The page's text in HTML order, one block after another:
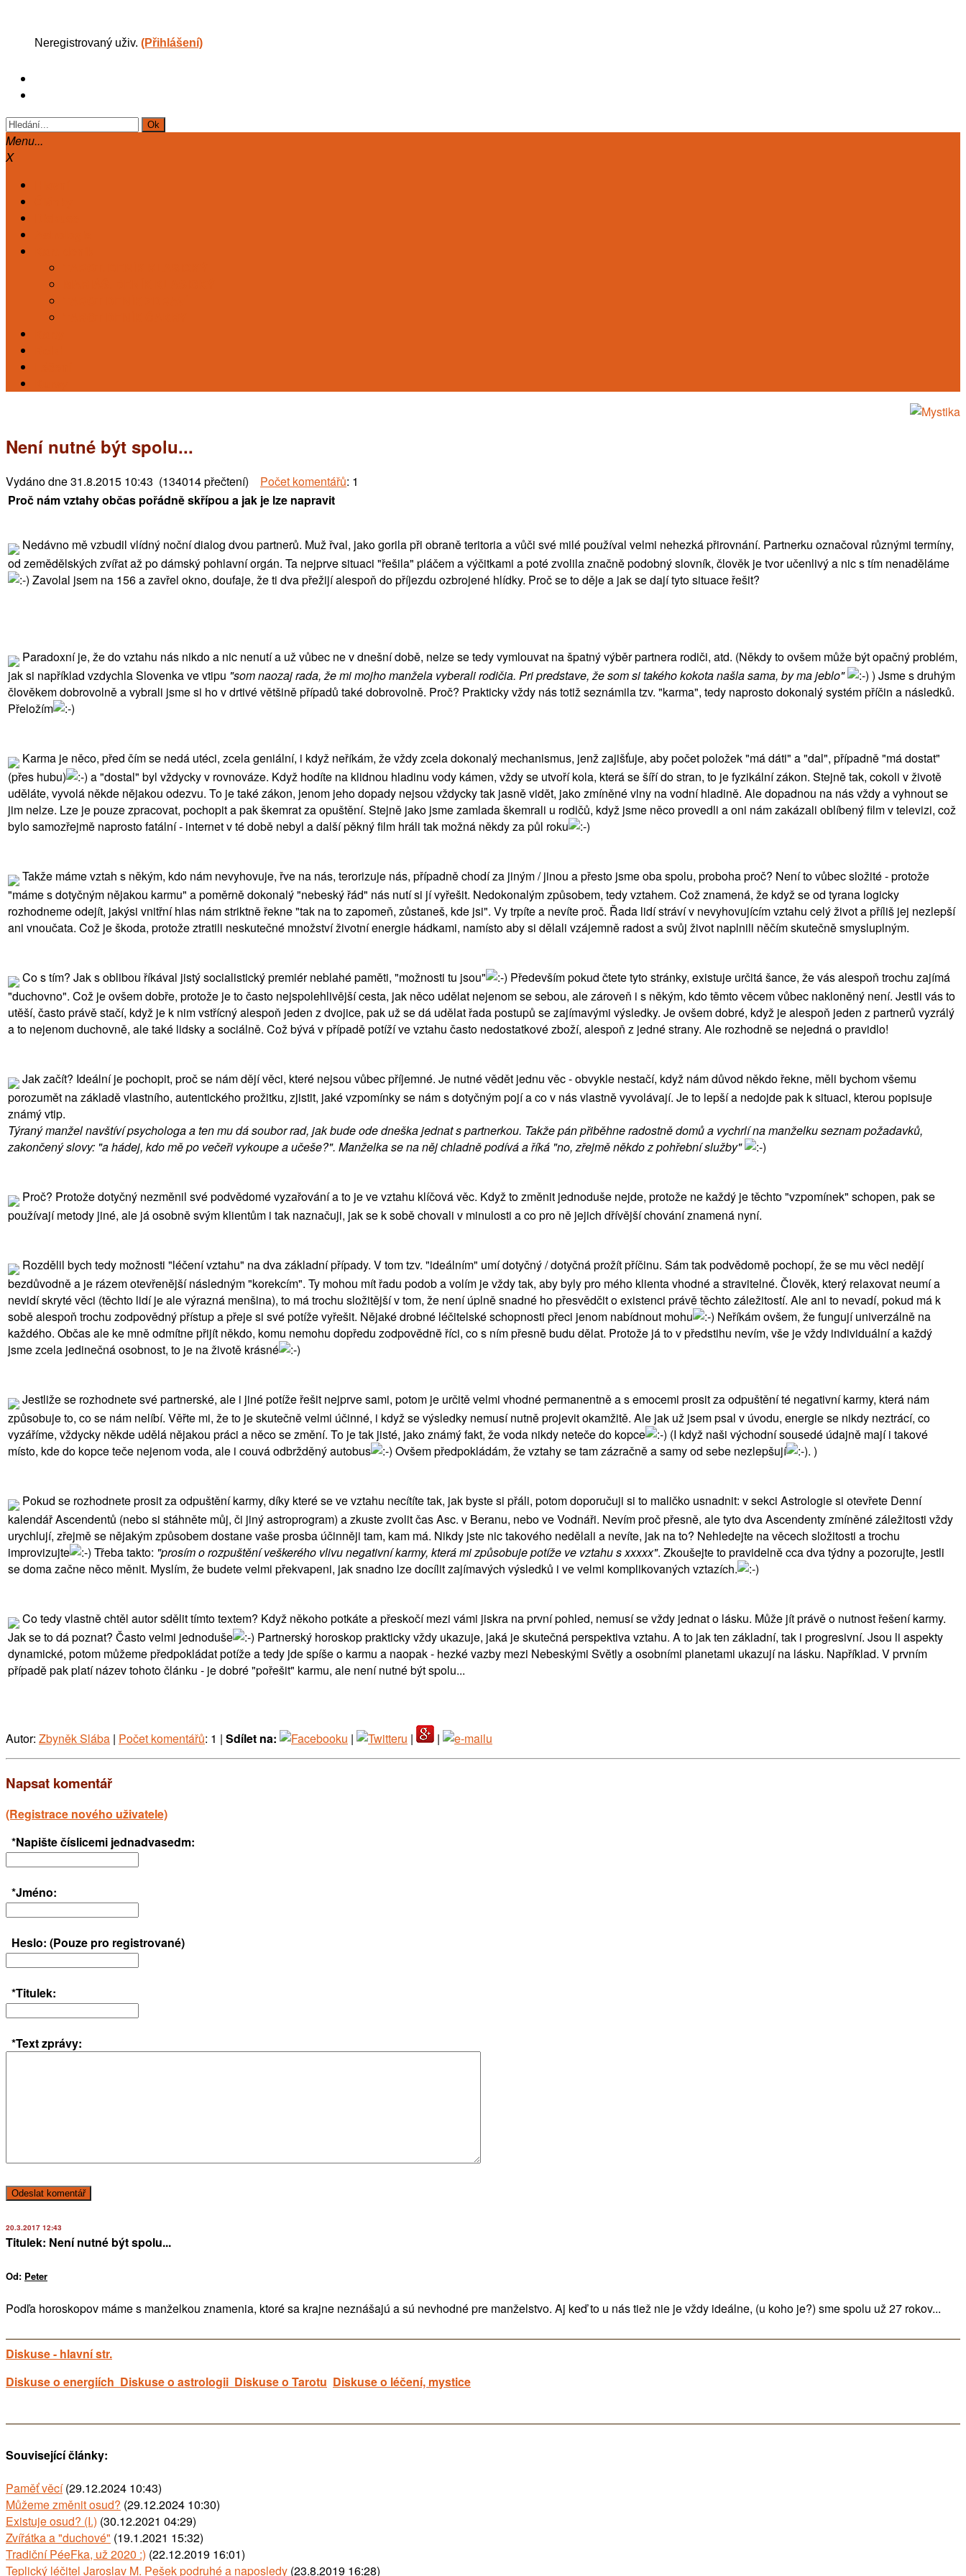
Neregistrovaný uživ. (Přihlášení)
Menu...
X
Není nutné být spolu...
Vydáno dne31.8.2015 10:43 (134014 přečtení) Počet komentářů: 1
Proč nám vztahy občas pořádně skřípou a jak je lze napravit
Nedávno mě vzbudil vlídný noční dialog dvou partnerů. Muž řval, jako gorila při obraně teritoria a vůči své milé používal velmi nehezká přirovnání. Partnerku označoval různými termíny,
od zemědělských zvířat až po dámský pohlavní orgán. Ta nejprve situaci "řešila" pláčem a výčitkami a poté zvolila značně podobný slovník, člověk je tvor učenlivý a nic s tím nenaděláme
Zavolal jsem na 156 a zavřel okno, doufaje, že ti dva přežijí alespoň do příjezdu ozbrojené hlídky. Proč se to děje a jak se dají tyto situace řešit?
Paradoxní je, že do vztahu nás nikdo a nic nenutí a už vůbec ne v dnešní době, nelze se tedy vymlouvat na špatný výběr partnera rodiči, atd. (Někdy to ovšem může být opačný problém,
jak si například vzdychla Slovenka ve vtipu "som naozaj rada, že mi mojho manžela vyberali rodičia. Pri predstave, že som si takého kokota našla sama, by ma jeblo"
) Jsme s druhým
člověkem dobrovolně a vybrali jsme si ho v drtivé většině případů také dobrovolně. Proč? Prakticky vždy nás totiž seznámila tzv. "karma", tedy naprosto dokonalý systém příčin a následků.
Přeložím
Karma je něco, před čím se nedá utéci, zcela geniální, i když neříkám, že vždy zcela dokonalý mechanismus, jenž zajišťuje, aby počet položek "má dáti" a "dal", případně "má dostat"
(přes hubu)
a "dostal" byl vždycky v rovnováze. Když hodíte na klidnou hladinu vody kámen, vždy se utvoří kola, která se šíří do stran, to je fyzikální zákon. Stejně tak, cokoli v životě
uděláte, vyvolá někde nějakou odezvu. To je také zákon, jenom jeho dopady nejsou vždycky tak jasně vidět, jako zmíněné vlny na vodní hladině. Ale dopadnou na nás vždy a vyhnout se
jim nelze. Lze je pouze zpracovat, pochopit a pak škemrat za opuštění. Stejně jako jsme zamlada škemrali u rodičů, když jsme něco provedli a oni nám zakázali oblíbený film v televizi, což
bylo samozřejmě naprosto fatální - internet v té době nebyl a další pěkný film hráli tak možná někdy za půl roku
Takže máme vztah s někým, kdo nám nevyhovuje, řve na nás, terorizuje nás, případně chodí za jiným / jinou a přesto jsme oba spolu, proboha proč? Není to vůbec složité - protože
"máme s dotyčným nějakou karmu" a poměrně dokonalý "nebeský řád" nás nutí si jí vyřešit. Nedokonalým způsobem, tedy vztahem. Což znamená, že když se od tyrana logicky
rozhodneme odejít, jakýsi vnitřní hlas nám striktně řekne "tak na to zapomeň, zůstaneš, kde jsi". Vy trpíte a nevíte proč. Řada lidí stráví v nevyhovujícím vztahu celý život a příliš jej nezlepší
ani vnoučata. Což je škoda, protože ztratili neskutečné množství životní energie hádkami, namísto aby si dělali vzájemně radost a svůj život naplnili něčím skutečně smysluplným.
Co s tím? Jak s oblibou říkával jistý socialistický premiér neblahé paměti, "možnosti tu jsou"
Především pokud čtete tyto stránky, existuje určitá šance, že vás alespoň trochu zajímá
"duchovno". Což je ovšem dobře, protože je to často nejspolehlivější cesta, jak něco udělat nejenom se sebou, ale zároveň i s někým, kdo těmto věcem vůbec nakloněný není. Jestli vás to
utěší, často právě stačí, když je k nim vstřícný alespoň jeden z dvojice, pak už se dá udělat řada postupů se zajímavými výsledky. Je ovšem dobré, když je alespoň jeden z partnerů vyzrálý
a to nejenom duchovně, ale také lidsky a sociálně. Což bývá v případě potíží ve vztahu často nedostatkové zboží, alespoň z jedné strany. Ale rozhodně se nejedná o pravidlo!
Jak začít? Ideální je pochopit, proč se nám dějí věci, které nejsou vůbec příjemné. Je nutné vědět jednu věc - obvykle nestačí, když nám důvod někdo řekne, měli bychom všemu
porozumět na základě vlastního, autentického prožitku, zjistit, jaké vzpomínky se nám s dotyčným pojí a co v nás vlastně vyvolávají. Je to lepší a nedojde pak k situaci, kterou popisuje
známý vtip.
Týraný manžel navštíví psychologa a ten mu dá soubor rad, jak bude ode dneška jednat s partnerkou. Takže pán přiběhne radostně domů a vychrlí na manželku seznam požadavků,
zakončený slovy: "a hádej, kdo mě po večeři vykoupe a učeše?". Manželka se na něj chladně podívá a říká "no, zřejmě někdo z pohřební služby"
Proč? Protože dotyčný nezměnil své podvědomé vyzařování a to je ve vztahu klíčová věc. Když to změnit jednoduše nejde, protože ne každý je těchto "vzpomínek" schopen, pak se
používají metody jiné, ale já osobně svým klientům i tak naznačuji, jak se k sobě chovali v minulosti a co pro ně jejich dřívější chování znamená nyní.
Rozdělil bych tedy možnosti "léčení vztahu" na dva základní případy. V tom tzv. "ideálním" umí dotyčný / dotyčná prožít příčinu. Sám tak podvědomě pochopí, že se mu věci nedějí
bezdůvodně a je rázem otevřenější následným "korekcím". Ty mohou mít řadu podob a volím je vždy tak, aby byly pro mého klienta vhodné a stravitelné. Člověk, který relaxovat neumí a
nevidí skryté věci (těchto lidí je ale výrazná menšina), to má trochu složitější v tom, že není úplně snadné ho přesvědčit o existenci právě těchto záležitostí. Ale ani to nevadí, pokud má k
sobě alespoň trochu zodpovědný přístup a přeje si své potíže vyřešit. Nějaké drobné léčitelské schopnosti přeci jenom nabídnout mohu
Neříkám ovšem, že fungují univerzálně na
každého. Občas ale ke mně odmítne přijít někdo, komu nemohu dopředu zodpovědně říci, co s ním přesně budu dělat. Protože já to v předstihu nevím, vše je vždy individuální a každý
jsme zcela jedinečná osobnost, to je na životě krásné
Jestliže se rozhodnete své partnerské, ale i jiné potíže řešit nejprve sami, potom je určitě velmi vhodné permanentně a s emocemi prosit za odpuštění té negativní karmy, která nám
způsobuje to, co se nám nelíbí. Věřte mi, že to je skutečně velmi účinné, i když se výsledky nemusí nutně projevit okamžitě. Ale jak už jsem psal v úvodu, energie se nikdy neztrácí, co
vyzáříme, vždycky někde udělá nějakou práci a něco se změní. To je tak jisté, jako známý fakt, že voda nikdy neteče do kopce
(I když naši východní sousedé údajně mají i takové
místo, kde do kopce teče nejenom voda, ale i couvá odbržděný autobus
Ovšem předpokládám, že vztahy se tam zázračně a samy od sebe nezlepšují . )
Pokud se rozhodnete prosit za odpuštění karmy, díky které se ve vztahu necítíte tak, jak byste si přáli, potom doporučuji si to maličko usnadnit: v sekci Astrologie si otevřete Denní
kalendář Ascendentů (nebo si stáhněte můj, či jiný astroprogram) a zkuste zvolit čas Asc. v Beranu, nebo ve Vodnáři. Nevím proč přesně, ale tyto dva Ascendenty zmíněné záležitosti vždy
urychlují, zřejmě se nějakým způsobem dostane vaše prosba účinněji tam, kam má. Nikdy jste nic takového nedělali a nevíte, jak na to? Nehledejte na věcech složitosti a trochu
improvizujte
Třeba takto: "prosím o rozpuštění veškerého vlivu negativní karmy, která mi způsobuje potíže ve vztahu s xxxxx". Zkoušejte to pravidelně cca dva týdny a pozorujte, jestli
se doma začne něco měnit. Myslím, že budete velmi překvapeni, jak snadno lze docílit zajímavých výsledků i ve velmi komplikovaných vztazích.
Co tedy vlastně chtěl autor sdělit tímto textem? Když někoho potkáte a přeskočí mezi vámi jiskra na první pohled, nemusí se vždy jednat o lásku. Může jít právě o nutnost řešení karmy.
Jak se to dá poznat? Často velmi jednoduše
Partnerský horoskop prakticky vždy ukazuje, jaká je skutečná perspektiva vztahu. A to jak ten základní, tak i progresivní. Jsou li aspekty
dynamické, potom můžeme předpokládat potíže a tedy jde spíše o karmu a naopak - hezké vazby mezi Nebeskými Světly a osobními planetami ukazují na lásku. Například. V prvním
případě pak platí název tohoto článku - je dobré "pořešit" karmu, ale není nutné být spolu...
Autor: Zbyněk Slába | Počet komentářů: 1 | Sdílet na: | | |
Napsat komentář
(Registrace nového uživatele)
*Napište číslicemi jednadvasedm:
*Jméno:
Heslo: (Pouze pro registrované)
*Titulek:
*Text zprávy:
20.3.2017 12:43
Titulek: Není nutné být spolu...
Od: Peter
Podľa horoskopov máme s manželkou znamenia, ktoré sa krajne neznášajú a sú nevhodné pre manželstvo. Aj keď to u nás tiež nie je vždy ideálne, (u koho je?) sme spolu už 27 rokov...
Diskuse - hlavní str.
Diskuse o energiích Diskuse o astrologii Diskuse o Tarotu Diskuse o léčení, mystice
Související články:
Paměť věcí(29.12.2024 10:43)
Můžeme změnit osud? (29.12.2024 10:30)
Existuje osud? (I.) (30.12.2021 04:29)
Zvířátka a "duchové" (19.1.2021 15:32)
Tradiční PéeFka, už 2020 :) (22.12.2019 16:01)
Teplický léčitel Jaroslav M. Pešek podruhé a naposledy (23.8.2019 16:28)